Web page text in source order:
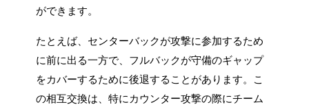
ができます。
たとえば、センターバックが攻撃に参加するため
に前に出る一方で、フルバックが守備のギャップ
をカバーするために後退することがあります。こ
の相互交換は、特にカウンター攻撃の際にチーム